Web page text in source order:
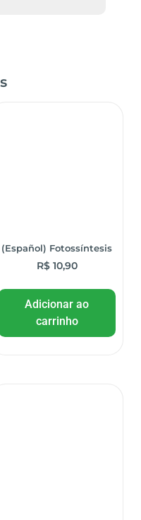
(Español) Fotossíntesis
R$10,90
Adicionar ao
carrinho